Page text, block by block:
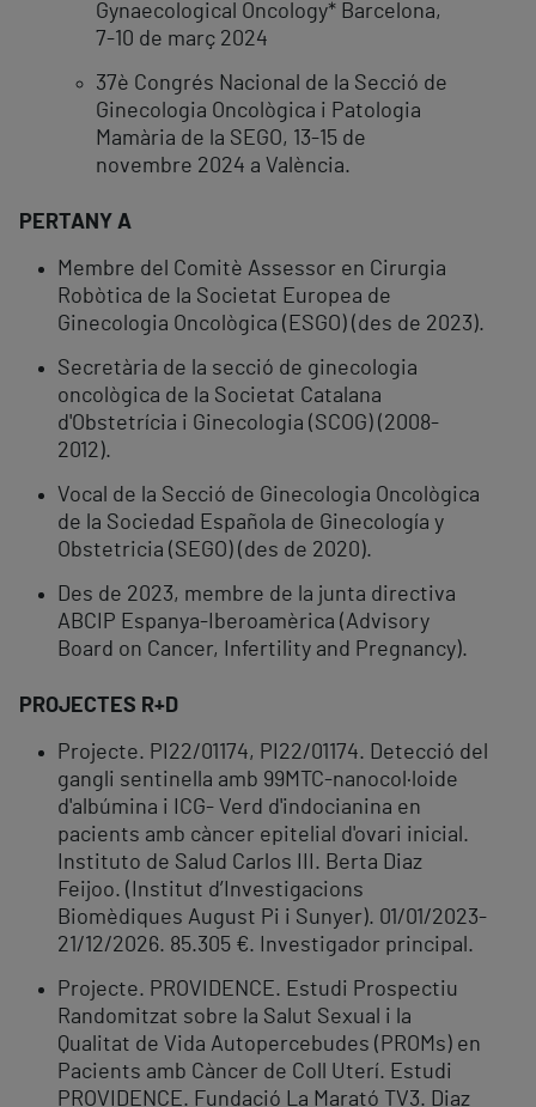
Gynaecological Oncology* Barcelona,
7-10 de març 2024
37è Congrés Nacional de la Secció de
Ginecologia Oncològica i Patologia
Mamària de la SEGO, 13-15 de
novembre 2024 a València.
PERTANY A
Membre del Comitè Assessor en Cirurgia
Robòtica de la Societat Europea de
Ginecologia Oncològica (ESGO) (des de 2023).
Secretària de la secció de ginecologia
oncològica de la Societat Catalana
d'Obstetrícia i Ginecologia (SCOG) (2008-
2012).
Vocal de la Secció de Ginecologia Oncològica
de la Sociedad Española de Ginecología y
Obstetricia (SEGO) (des de 2020).
Des de 2023, membre de la junta directiva
ABCIP Espanya-Iberoamèrica (Advisory
Board on Cancer, Infertility and Pregnancy).
PROJECTES R+D
Projecte. PI22/01174, PI22/01174. Detecció del
gangli sentinella amb 99MTC-nanocol·loide
d'albúmina i ICG- Verd d'indocianina en
pacients amb càncer epitelial d'ovari inicial.
Instituto de Salud Carlos III. Berta Diaz
Feijoo. (Institut d’Investigacions
Biomèdiques August Pi i Sunyer). 01/01/2023-
21/12/2026. 85.305 €. Investigador principal.
Projecte. PROVIDENCE. Estudi Prospectiu
Randomitzat sobre la Salut Sexual i la
Qualitat de Vida Autopercebudes (PROMs) en
Pacients amb Càncer de Coll Uterí. Estudi
PROVIDENCE. Fundació La Marató TV3. Diaz